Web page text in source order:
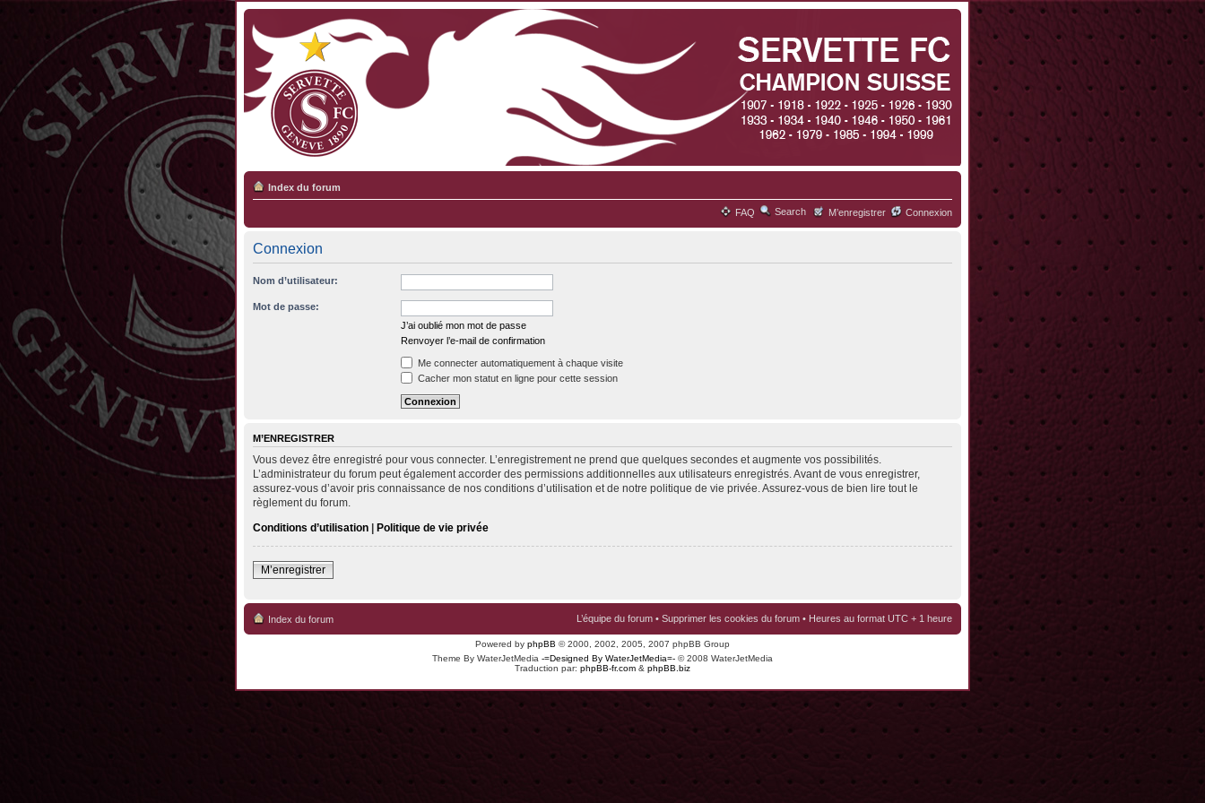
Index du forum
FAQ Search M’enregistrer Connexion
Connexion
Nom d’utilisateur:
Mot de passe:
J’ai oublié mon mot de passe
Renvoyer l’e-mail de confirmation
Me connecter automatiquement à chaque visite
Cacher mon statut en ligne pour cette session
M’ENREGISTRER
Vous devez être enregistré pour vous connecter. L’enregistrement ne prend que quelques secondes et augmente vos possibilités.
L’administrateur du forum peut également accorder des permissions additionnelles aux utilisateurs enregistrés. Avant de vous enregistrer,
assurez-vous d’avoir pris connaissance de nos conditions d’utilisation et de notre politique de vie privée. Assurez-vous de bien lire tout le
règlement du forum.
Conditions d’utilisation | Politique de vie privée
M’enregistrer
Index du forum L’équipe du forum • Supprimer les cookies du forum • Heures au format UTC + 1 heure
Powered by phpBB © 2000, 2002, 2005, 2007 phpBB Group
Theme By WaterJetMedia -=Designed By WaterJetMedia=- © 2008 WaterJetMedia
Traduction par: phpBB-fr.com & phpBB.biz